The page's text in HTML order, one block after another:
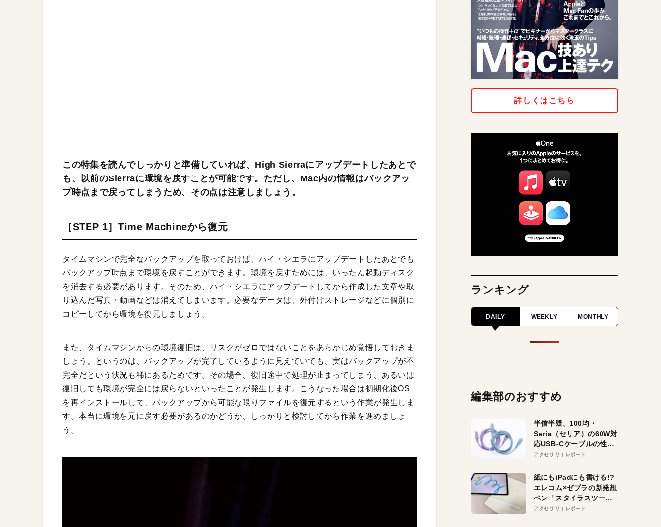
この特集を読んでしっかりと準備していれば、High Sierraにアップデートしたあとで
も、以前のSierraに環境を戻すことが可能です。ただし、Mac内の情報はバックアッ
プ時点まで戻ってしまうため、その点は注意しましょう。
［STEP 1］Time Machineから復元
タイムマシンで完全なバックアップを取っておけば、ハイ・シエラにアップデートしたあとでも
バックアップ時点まで環境を戻すことができます。環境を戻すためには、いったん起動ディスク
を消去する必要があります。そのため、ハイ・シエラにアップデートしてから作成した文章や取
り込んだ写真・動画などは消えてしまいます。必要なデータは、外付けストレージなどに個別に
コピーしてから環境を復元しましょう。
また、タイムマシンからの環境復旧は、リスクがゼロではないことをあらかじめ覚悟しておきま
しょう。というのは、バックアップが完了しているように見えていても、実はバックアップが不
完全だという状況も稀にあるためです。その場合、復旧途中で処理が止まってしまう、あるいは
復旧しても環境が完全には戻らないといったことが発生します。こうなった場合は初期化後OS
を再インストールして、バックアップから可能な限りファイルを復元するという作業が発生しま
す。本当に環境を元に戻す必要があるのかどうか、しっかりと検討してから作業を進めましょ
う。
詳しくはこちら
ランキング
DAILY WEEKLY MONTHLY
編集部のおすすめ
半信半疑。100均・
Seria（セリア）の60W対
応USB-Cケーブルの性能
を検証。超コスパの1本を
アクセサリ レポート
紙にもiPadにも書ける!?
エレコム×ゼブラの新発想
ペン「スタイラスツーウ
ェイ」レビュー。持ち替
アクセサリ レポート